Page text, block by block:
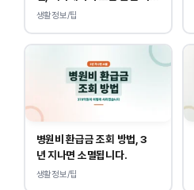
이 다릅니다.
생활정보/팁
병원비 환급금 조회 방법, 3
년 지나면 소멸됩니다.
생활정보/팁